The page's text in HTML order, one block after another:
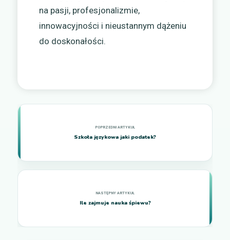
na pasji, profesjonalizmie,
innowacyjności i nieustannym dążeniu
do doskonałości.
Szkoła językowa jaki podatek?
Ile zajmuje nauka śpiewu?